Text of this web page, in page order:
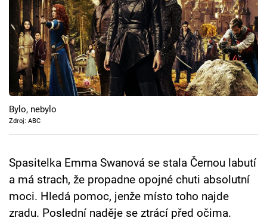
Seriály
Hry
Cool Esport
Pořady
TV Program
Přihlášení
Bylo, nebylo
Zdroj: ABC
Spasitelka Emma Swanová se stala Černou labutí
a má strach, že propadne opojné chuti absolutní
moci. Hledá pomoc, jenže místo toho najde
zradu. Poslední naděje se ztrácí před očima.